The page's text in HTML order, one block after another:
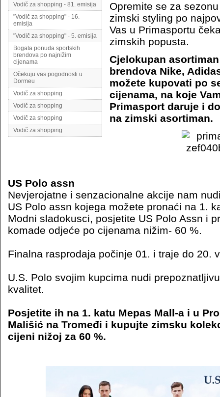
Vodič za shopping - 81. emisija
"Vodič za shopping" - 16.
emisija
"Vodič za shopping" - 5. emisija
Bogata ponuda sportskih
brendova po najnižim
cijenama
Očekuju vas pogodnosti u
Dormeu
Vodič za shopping
Vodič za shopping
Vodič za shopping
Vodič za shopping
Opremite se za
zimski styling po
Vas u Primasportu
zimskih popusta.
Cjelokupan
brendova Nike,
možete kupovati po
cijenama, na koje
Primasport daruje i
na zimski asortiman.
US Polo assn
Nevjerojatne i senzacionalne akcije nam
US Polo assn kojega možete pronaći na 1.
Modni sladokusci, posjetite US Polo Assn i
komade odjeće po cijenama nižim- 60 %.
Finalna rasprodaja počinje 01. i traje do 20.
U.S. Polo svojim kupcima nudi
kvalitet.
Posjetite ih na 1. katu Mepas Mall-a i u
Mališić na Tromeđi i kupujte zimsku
cijeni nižoj za 60 %.